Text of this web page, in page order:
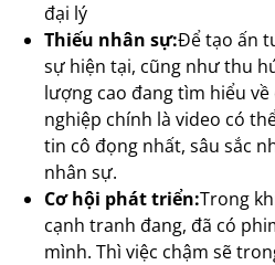
đại lý
Thiếu nhân sự:Để tạo ấn
sự hiện tại, cũng như thu
lượng cao đang tìm hiểu
nghiệp chính là video có
tin cô đọng nhất, sâu sắc
nhân sự.
Cơ hội phát triển:Trong
cạnh tranh đang, đã có
mình. Thì việc chậm sẽ